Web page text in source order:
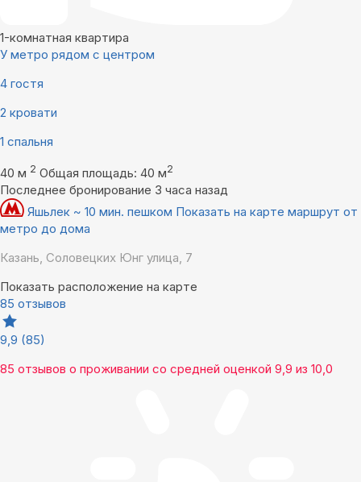
1-комнатная квартира
У метро рядом с центром
4 гостя
2 кровати
1 спальня
40 м 2 Общая площадь: 40 м2
Последнее бронирование 3 часа назад
Яшьлек ~ 10 мин. пешком Показать на карте маршрут от
метро до дома
Казань, Соловецких Юнг улица, 7
Показать расположение на карте
85 отзывов
9,9 (85)
85 отзывов о проживании со средней оценкой 9,9 из 10,0